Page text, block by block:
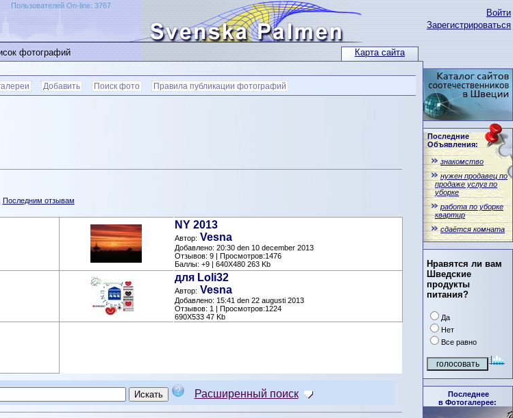
Карта сайта
Войти
Зарегистрироваться
Последние
Объявления:
знакомство
нужен продавец по
продаже услуг по
уборке
работа по уборке
квартир
сдаётся комната
Нравятся ли вам
Шведские
продукты
питания?
Да
Нет
Все равно
Последнее
в Фотогалерее:
Пользователей On-line: 3767
фотографий
Добавить Поиск фото Правила публикации фотографий
Последним отзывам
NY 2013
Автор: Vesna
Добавлено: 20:30 den 10 december 2013
Отзывов: 9 | Просмотров:1476
Баллы: +9 | 640X480 263 Kb
для Loli32
Автор: Vesna
Добавлено: 15:41 den 22 augusti 2013
Отзывов: 1 | Просмотров:1224
690X533 47 Kb
Расширенный поиск